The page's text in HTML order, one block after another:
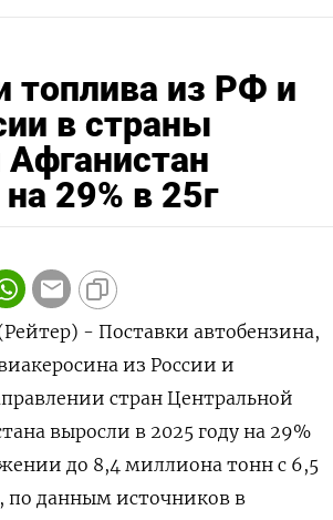
топлива из РФ и
в страны
29% в 25г
- Поставки автобензина,
из России и
стран Центральной
выросли в 2025 году на 29%
до 8,4 миллиона тонн с 6,5
по данным источников в